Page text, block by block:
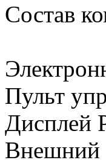
Состав
Пульт
Дисплей
Внешний